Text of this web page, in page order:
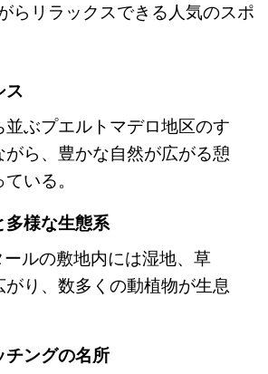
らリラックスできる人気のスポ
ス
並ぶプエルトマデロ地区のす
がら、豊かな自然が広がる憩
いる。
多様な生態系
ルの敷地内には湿地、草
がり、数多くの動植物が生息
チングの名所